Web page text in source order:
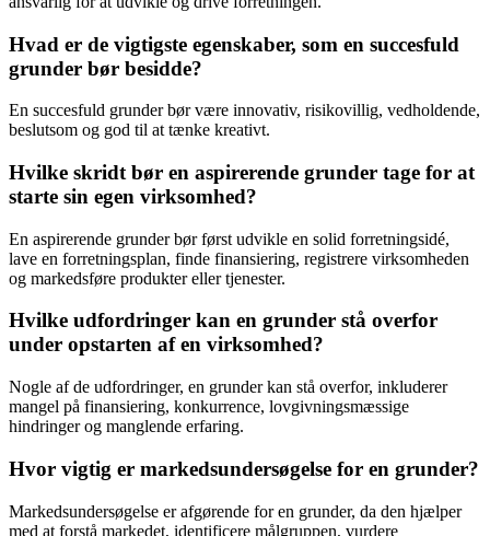
Hvad er de vigtigste egenskaber, som en succesfuld
grunder bør besidde?
En succesfuld grunder bør være innovativ, risikovillig, vedholdende,
beslutsom og god til at tænke kreativt.
Hvilke skridt bør en aspirerende grunder tage for at
starte sin egen virksomhed?
En aspirerende grunder bør først udvikle en solid forretningsidé,
lave en forretningsplan, finde finansiering, registrere virksomheden
og markedsføre produkter eller tjenester.
Hvilke udfordringer kan en grunder stå overfor
under opstarten af en virksomhed?
Nogle af de udfordringer, en grunder kan stå overfor, inkluderer
mangel på finansiering, konkurrence, lovgivningsmæssige
hindringer og manglende erfaring.
Hvor vigtig er markedsundersøgelse for en grunder?
Markedsundersøgelse er afgørende for en grunder, da den hjælper
med at forstå markedet, identificere målgruppen, vurdere